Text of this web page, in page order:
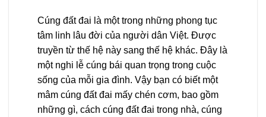
Cúng đất đai là một trong những phong tục
tâm linh lâu đời của người dân Việt. Được
truyền từ thế hệ này sang thế hệ khác. Đây là
một nghi lễ cúng bái quan trọng trong cuộc
sống của mỗi gia đình. Vậy bạn có biết một
mâm cúng đất đai mấy chén cơm, bao gồm
những gì, cách cúng đất đai trong nhà, cúng